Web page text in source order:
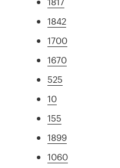
1842
1700
1670
525
10
155
1899
1060